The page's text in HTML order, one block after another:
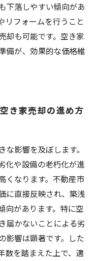
下落しやすい傾向があ
リフォームを行うこと
却も可能です。空き家
備が、効果的な価格維
き家売却の進め方
影響を及ぼします。
化や設備の老朽化が進
くなります。不動産市
に直接反映され、築浅
向があります。特に空
届かないことによる劣
影響は顕著です。した
数を踏まえた上で、適